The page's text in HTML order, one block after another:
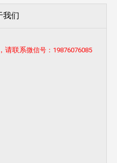
我们
请联系微信号：19876076085